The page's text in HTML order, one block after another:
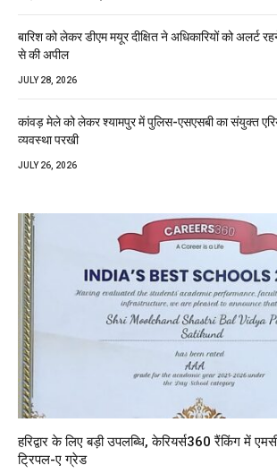
बारिश को लेकर डीएम मयूर दीक्षित ने अधिकारियों को अलर्ट
से की अपील
JULY 28, 2026
कांवड़ मेले को लेकर श्यामपुर में पुलिस-एसएसबी का संयुक्त
व्यवस्था परखी
JULY 26, 2026
हरिद्वार के लिए बड़ी उपलब्धि, केरियर्स360 रैंकिंग में
ट्रिपल-ए ग्रेड